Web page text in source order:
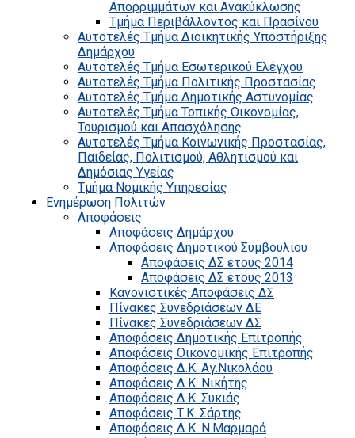
Απορριμμάτων και Ανακύκλωσης
Τμήμα Περιβάλλοντος και Πρασίνου
Αυτοτελές Τμήμα Διοικητικής Υποστήριξης
Δημάρχου
Αυτοτελές Τμήμα Εσωτερικού Ελέγχου
Αυτοτελές Τμήμα Πολιτικής Προστασίας
Αυτοτελές Τμήμα Δημοτικής Αστυνομίας
Αυτοτελές Τμήμα Τοπικής Οικονομίας,
Τουρισμού και Απασχόλησης
Αυτοτελές Τμήμα Κοινωνικής Προστασίας,
Παιδείας, Πολιτισμού, Αθλητισμού και
Δημόσιας Υγείας
Τμήμα Νομικής Υπηρεσίας
Ενημέρωση Πολιτών
Αποφάσεις
Αποφάσεις Δημάρχου
Αποφάσεις Δημοτικού Συμβουλίου
Αποφάσεις ΔΣ έτους 2014
Αποφάσεις ΔΣ έτους 2013
Κανονιστικές Αποφάσεις ΔΣ
Πίνακες Συνεδριάσεων ΔΕ
Πίνακες Συνεδριάσεων ΔΣ
Αποφάσεις Δημοτικής Επιτροπής
Αποφάσεις Οικονομικής Επιτροπής
Αποφάσεις Δ.Κ. Αγ.Νικολάου
Αποφάσεις Δ.Κ. Νικήτης
Αποφάσεις Δ.Κ. Συκιάς
Αποφάσεις Τ.Κ. Σάρτης
Αποφάσεις Δ.Κ. Ν.Μαρμαρά